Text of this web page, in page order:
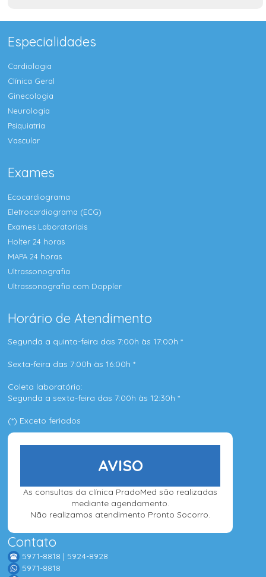
Especialidades
Cardiologia
Clínica Geral
Ginecologia
Neurologia
Psiquiatria
Vascular
Exames
Ecocardiograma
Eletrocardiograma (ECG)
Exames Laboratoriais
Holter 24 horas
MAPA 24 horas
Ultrassonografia
Ultrassonografia com Doppler
Horário de Atendimento
Segunda a quinta-feira das 7:00h às 17:00h *
Sexta-feira das 7:00h às 16:00h *
Coleta laboratório:
Segunda a sexta-feira das 7:00h às 12:30h *
(*) Exceto feriados
AVISO
As consultas da clínica PradoMed são realizadas
mediante agendamento.
Não realizamos atendimento Pronto Socorro.
Contato
5971-8818 | 5924-8928
5971-8818